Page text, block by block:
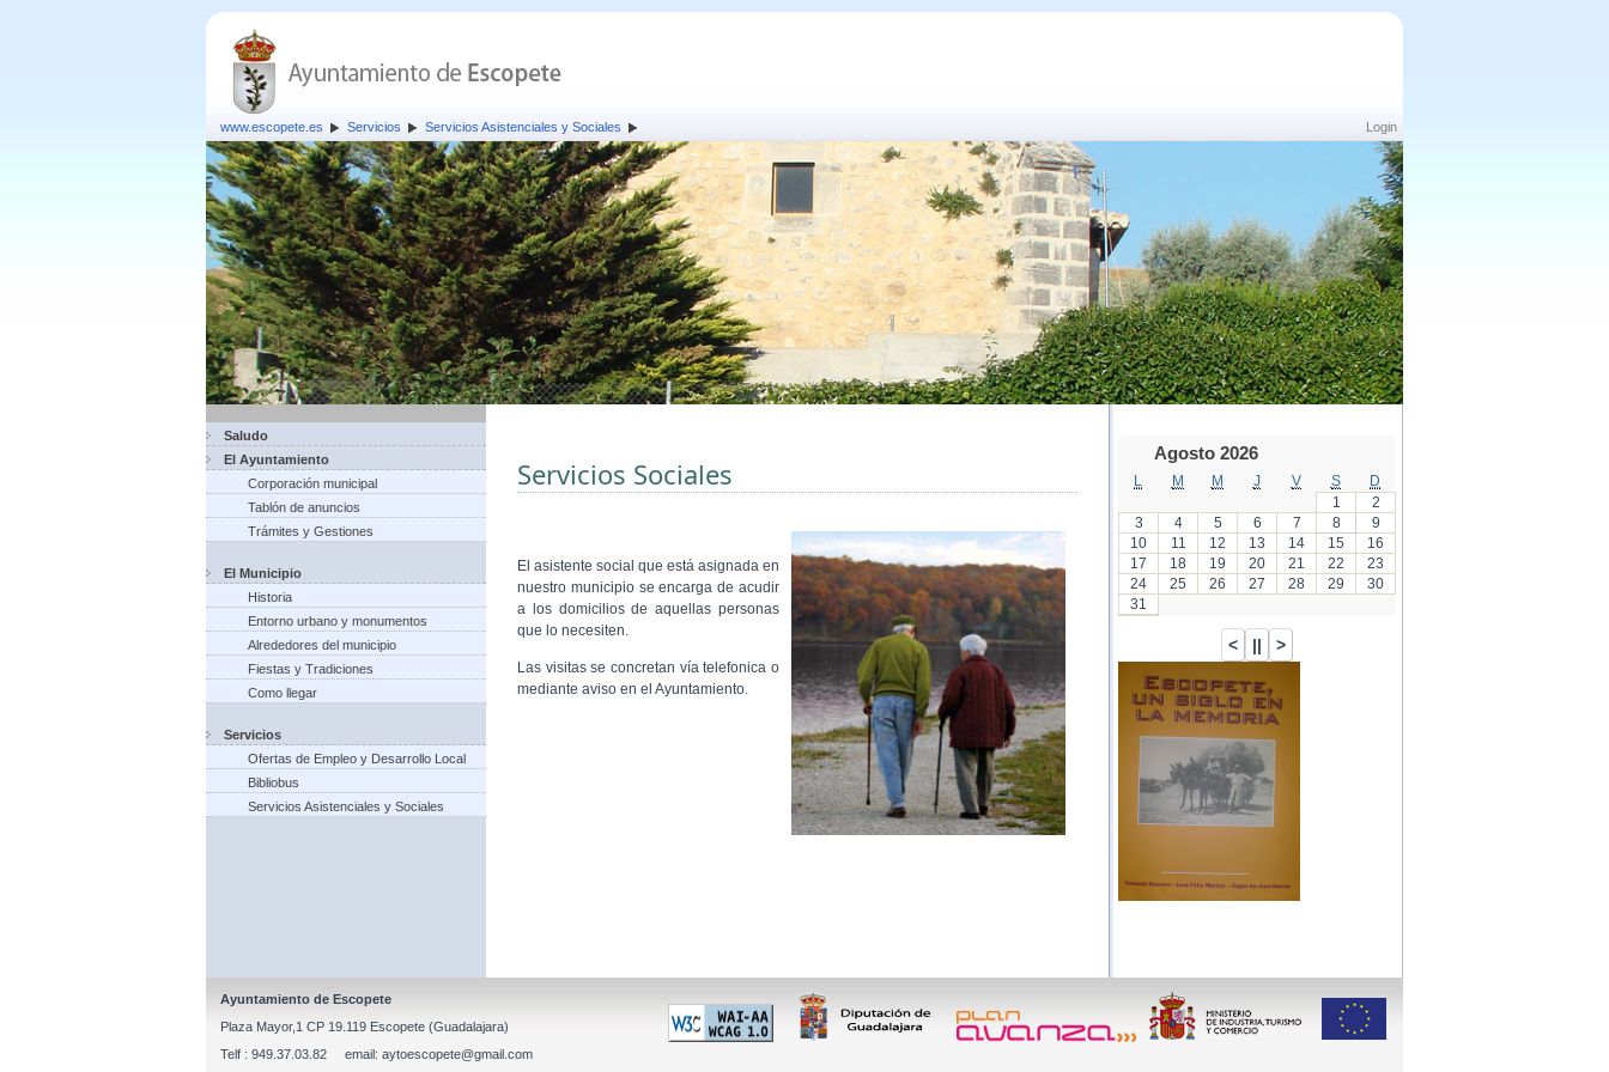
Login
www.escopete.es Servicios Servicios Asistenciales y Sociales
Saludo
El Ayuntamiento
Corporación municipal
Tablón de anuncios
Trámites y Gestiones
El Municipio
Historia
Entorno urbano y monumentos
Alrededores del municipio
Fiestas y Tradiciones
Como llegar
Servicios
Ofertas de Empleo y Desarrollo Local
Bibliobus
Servicios Asistenciales y Sociales
Servicios Sociales
El asistente social que está asignada en
nuestro municipio se encarga de acudir
a los domicilios de aquellas personas
que lo necesiten.
Las visitas se concretan vía telefonica o
mediante aviso en el Ayuntamiento.
Agosto 2026
M M J V S
D
1
2
3
4 5 6 7 8
9
10
11 12 13 14 15
16
17
18 19 20 21 22
23
24
25 26 27 28 29
30
31
Ayuntamiento de Escopete
Plaza Mayor,1 CP 19.119 Escopete (Guadalajara)
Telf : 949.37.03.82 email: aytoescopete@gmail.com